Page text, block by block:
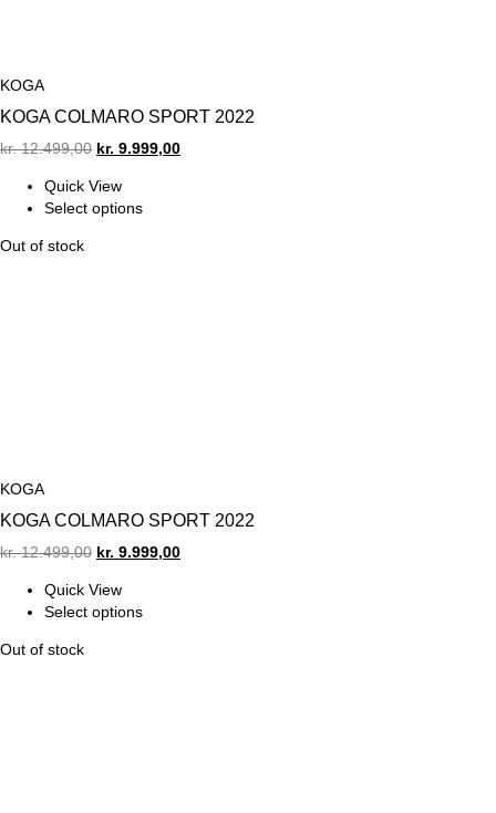
KOGA
KOGA COLMARO SPORT 2022
kr.12.499,00 Original
was:
kr. 12.499,00.
kr. 9.999,00Current
Quick View
Select options
Out of stock
KOGA
KOGA COLMARO SPORT 2022
kr.12.499,00 Original
was:
kr. 12.499,00.
kr. 9.999,00Current
Quick View
Select options
Out of stock